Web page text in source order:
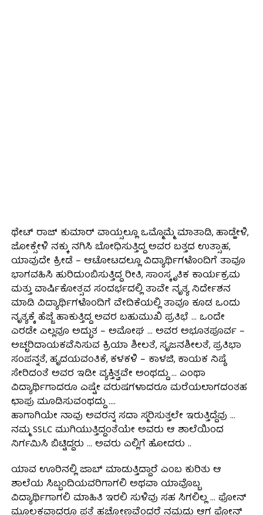
ಥೇಟ್ ರಾಜ್ ಕುಮಾರ್ ವಾಯ್ಸಲ್ಲೂ ಒಮ್ಮೊಮ್ಮೆ ಮಾತಾಡಿ, ಹಾಡ್ಹೇಳಿ,
ಜೋಕ್ಸೇಳಿ ನಕ್ಕು ನಗಿಸಿ ಬೋಧಿಸುತ್ತಿದ್ದ ಅವರ ಬತ್ತದ ಉತ್ಸಾಹ,
ಯಾವುದೇ ಕ್ರೀಡೆ – ಆಟೋಟದಲ್ಲೂ ವಿದ್ಯಾರ್ಥಿಗಳೊಂದಿಗೆ ತಾವೂ
ಭಾಗವಹಿಸಿ ಹುರಿದುಂಬಿಸುತ್ತಿದ್ದ ರೀತಿ, ಸಾಂಸ್ಕೃತಿಕ ಕಾರ್ಯಕ್ರಮ
ಮತ್ತು ವಾರ್ಷಿಕೋತ್ಸವ ಸಂದರ್ಭದಲ್ಲಿ ತಾವೇ ನೃತ್ಯ ನಿರ್ದೇಶನ
ಮಾಡಿ ವಿದ್ಯಾರ್ಥಿಗಳೊಂದಿಗೆ ವೇದಿಕೆಯಲ್ಲಿ ತಾವೂ ಕೂಡ ಒಂದು
ನೃತ್ಯಕ್ಕೆ ಹೆಜ್ಜೆ ಹಾಕುತ್ತಿದ್ದ ಅವರ ಬಹುಮುಖಿ ಪ್ರತಿಭೆ … ಒಂದೇ
ಎರಡೇ ಎಲ್ಲವೂ ಅದ್ಭುತ – ಅಮೋಘ … ಅವರ ಅಭೂತಪೂರ್ವ –
ಅಚ್ಛರಿದಾಯಕವೆನಿಸುವ ಕ್ರಿಯಾ ಶೀಲತೆ, ಸೃಜನಶೀಲತೆ, ಪ್ರತಿಭಾ
ಸಂಪನ್ನತೆ, ಹೃದಯವಂತಿಕೆ, ಕಳಕಳಿ – ಕಾಳಜಿ, ಕಾಯಕ ನಿಷ್ಠೆ
ಸೇರಿದಂತೆ ಅವರ ಇಡೀ ವ್ಯಕ್ತಿತ್ವವೇ ಅಂಥದ್ದು … ಎಂಥಾ
ವಿದ್ಯಾರ್ಥಿಗಾದರೂ ಎಷ್ಟೇ ವರುಷಗಳಾದರೂ ಮರೆಯಲಾಗದಂತಹ
ಛಾಪು ಮೂಡಿಸುವಂಥದ್ದು ….
ಹಾಗಾಗಿಯೇ ನಾವು ಅವರನ್ನ ಸದಾ ಸ್ಮರಿಸುತ್ತಲೇ ಇರುತ್ತಿದ್ದೆವು …
ನಮ್ಮ SSLC ಮುಗಿಯುತ್ತಿದ್ದಂತೆಯೇ ಅವರು ಆ ಶಾಲೆಯಿಂದ
ನಿರ್ಗಮಿಸಿ ಬಿಟ್ಟಿದ್ದರು … ಅವರು ಎಲ್ಲಿಗೆ ಹೋದರು ..
ಯಾವ ಊರಿನಲ್ಲಿ ಜಾಬ್ ಮಾಡುತ್ತಿದ್ದಾರೆ ಎಂಬ ಕುರಿತು ಆ
ಶಾಲೆಯ ಸಿಬ್ಬಂದಿಯವರಿಗಾಗಲಿ ಅಥವಾ ಯಾವೊಬ್ಬ
ವಿದ್ಯಾರ್ಥಿಗಾಗಲಿ ಮಾಹಿತಿ ಇರಲಿ ಸುಳಿವು ಸಹ ಸಿಗಲಿಲ್ಲ … ಫೋನ್